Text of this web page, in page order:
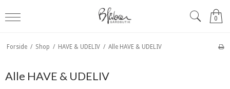
0
Forside / Shop / HAVE & UDELIV / Alle HAVE & UDELIV
Alle HAVE & UDELIV